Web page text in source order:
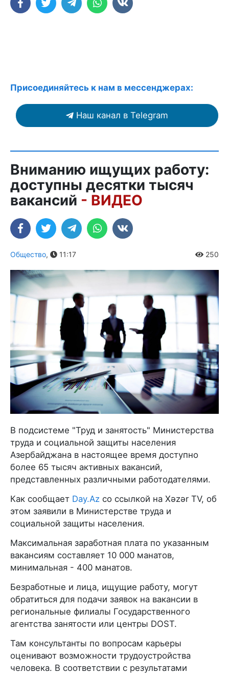
Присоединяйтесь к нам в мессенджерах:
Наш канал в Telegram
Вниманию ищущих работу:
доступны десятки тысяч
вакансий - ВИДЕО
Общество, 11:17 250
В подсистеме "Труд и занятость" Министерства
труда и социальной защиты населения
Азербайджана в настоящее время доступно
более 65 тысяч активных вакансий,
представленных различными работодателями.
Как сообщает Day.Az со ссылкой на Xəzər TV, об
этом заявили в Министерстве труда и
социальной защиты населения.
Максимальная заработная плата по указанным
вакансиям составляет 10 000 манатов,
минимальная - 400 манатов.
Безработные и лица, ищущие работу, могут
обратиться для подачи заявок на вакансии в
региональные филиалы Государственного
агентства занятости или центры DOST.
Там консультанты по вопросам карьеры
оценивают возможности трудоустройства
человека. В соответствии с результатами